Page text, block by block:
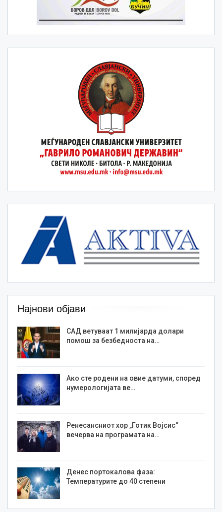
Најнови објави
САД ветуваат 1 милијарда долари
помош за безбедноста на…
Ако сте родени на овие датуми, според
нумерологијата ве…
Ренесансниот хор „Готик Војсис“
вечерва на програмата на…
Денес портокалова фаза:
Температурите до 40 степени